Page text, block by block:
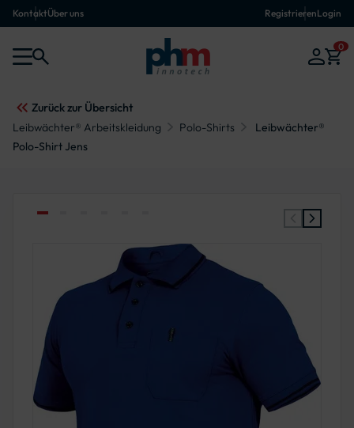
KontaktÜber uns RegistrierenLogin
0
Zurück zur Übersicht
Leibwächter® Arbeitskleidung
Polo-Shirts
Leibwächter®
Polo-Shirt Jens